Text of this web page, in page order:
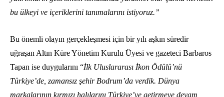
bu ülkeyi ve içeriklerini tanımalarını istiyoruz.”
Bu önemli olayın gerçekleşmesi için bir yılı aşkın süredir
uğraşan Altın Küre Yönetim Kurulu Üyesi ve gazeteci Barbaros
Tapan ise duygularını “İlk Uluslararası İkon Ödülü’nü
Türkiye’de, zamansız şehir Bodrum’da verdik. Dünya
markalarının kırmızı halılarını Türkiye’ye getirmeye devam